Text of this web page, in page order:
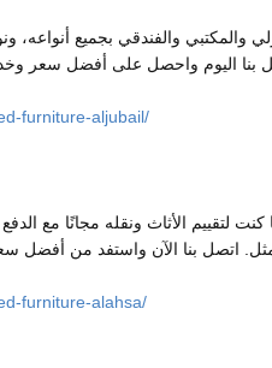
والفندقي بجميع أنواعه،
بنا اليوم واحصل على أفضل سعر
furniture-aljubail/
لتقييم الأثاث ونقله مجانًا مع
اتصل بنا الآن واستفد من أفضل
furniture-alahsa/